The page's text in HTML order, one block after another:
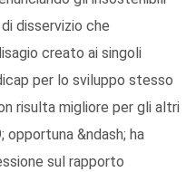
disservizio che
creato ai singoli
per lo sviluppo stesso
risulta migliore per gli altri
opportuna &ndash; ha
sul rapporto